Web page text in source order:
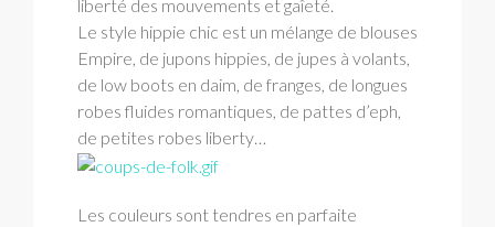
liberté des mouvements et gaîeté.
Le style hippie chic est un mélange de blouses
Empire, de jupons hippies, de jupes à volants,
de low boots en daim, de franges, de longues
robes fluides romantiques, de pattes d’eph,
de petites robes liberty…
Les couleurs sont tendres en parfaite